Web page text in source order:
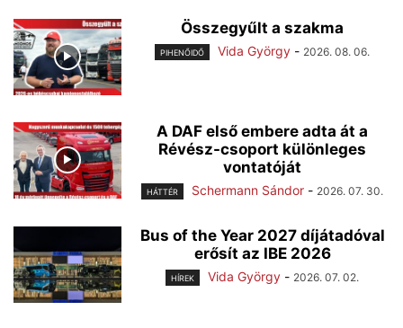
Összegyűlt a szakma
PIHENŐIDŐ Vida György - 2026. 08. 06.
A DAF első embere adta át a
Révész-csoport különleges
vontatóját
HÁTTÉR Schermann Sándor - 2026. 07. 30.
Bus of the Year 2027 díjátadóval
erősít az IBE 2026
HÍREK Vida György - 2026. 07. 02.